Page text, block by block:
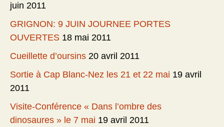
juin 2011
GRIGNON: 9 JUIN JOURNEE PORTES
OUVERTES 18 mai 2011
Cueillette d’oursins 20 avril 2011
Sortie à Cap Blanc-Nez les 21 et 22 mai 19 avril
2011
Visite-Conférence « Dans l’ombre des
dinosaures » le 7 mai 19 avril 2011